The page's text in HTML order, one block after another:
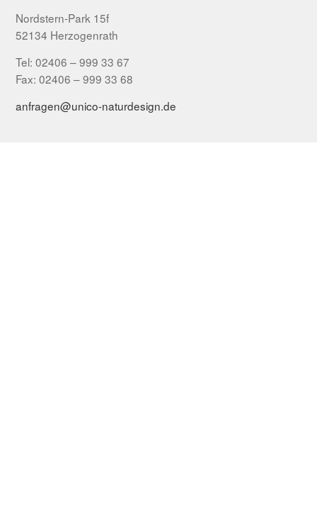
Nordstern-Park 15f
52134 Herzogenrath
Tel: 02406 – 999 33 67
Fax: 02406 – 999 33 68
anfragen@unico-naturdesign.de